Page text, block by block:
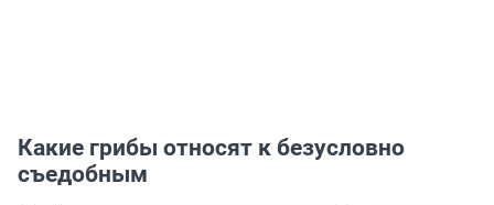
Какие грибы относят к безусловно
съедобным